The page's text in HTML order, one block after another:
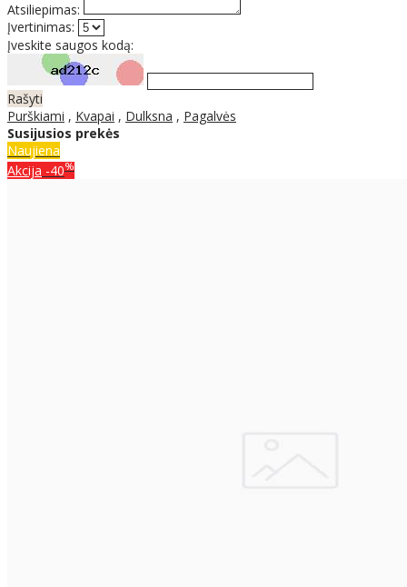
Atsiliepimas:
Įvertinimas:
Įveskite saugos kodą:
Rašyti
Purškiami , Kvapai , Dulksna , Pagalvės
Susijusios prekės
Naujiena
Akcija -40%